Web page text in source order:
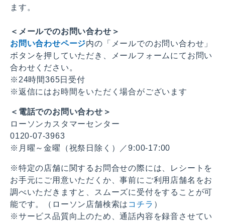
ます。
＜メールでのお問い合わせ＞
お問い合わせページ内の「メールでのお問い合わせ」
ボタンを押していただき、メールフォームにてお問い
合わせください。
※24時間365日受付
※返信にはお時間をいただく場合がございます
＜電話でのお問い合わせ＞
ローソンカスタマーセンター
0120-07-3963
※月曜～金曜（祝祭日除く）／9:00-17:00
※特定の店舗に関するお問合せの際には、レシートを
お手元にご用意いただくか、事前にご利用店舗名をお
調べいただきますと、スムーズに受付をすることが可
能です。（ローソン店舗検索は コチラ ）
※サービス品質向上のため、通話内容を録音させてい